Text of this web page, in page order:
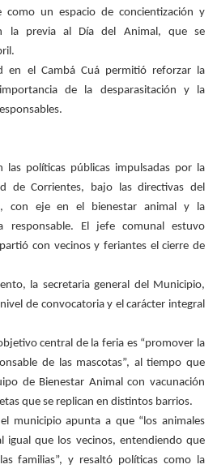
como un espacio de concientización y
la previa al Día del Animal, que se
en el Cambá Cuá permitió reforzar la
de la desparasitación y la
las políticas públicas impulsadas por la
de Corrientes, bajo las directivas del
con eje en el bienestar animal y la
responsable. El jefe comunal estuvo
con vecinos y feriantes el cierre de
la secretaria general del Municipio,
de convocatoria y el carácter integral
central de la feria es “promover la
de las mascotas”, al tiempo que
de Bienestar Animal con vacunación
que se replican en distintos barrios.
municipio apunta a que “los animales
igual que los vecinos, entendiendo que
familias”, y resaltó políticas como la